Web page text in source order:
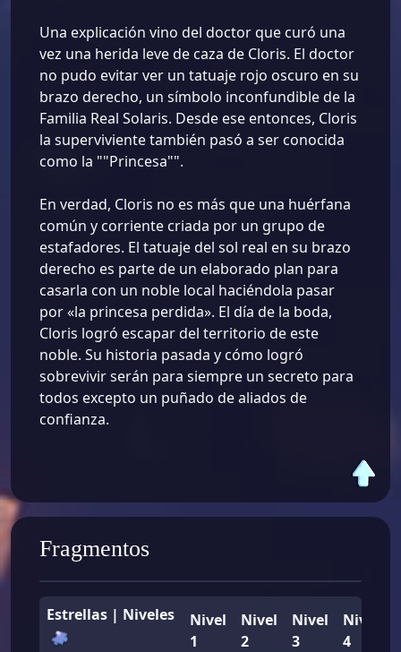
Una explicación vino del doctor que curó una
vez una herida leve de caza de Cloris. El doctor
no pudo evitar ver un tatuaje rojo oscuro en su
brazo derecho, un símbolo inconfundible de la
Familia Real Solaris. Desde ese entonces, Cloris
la superviviente también pasó a ser conocida
como la ""Princesa"".
En verdad, Cloris no es más que una huérfana
común y corriente criada por un grupo de
estafadores. El tatuaje del sol real en su brazo
derecho es parte de un elaborado plan para
casarla con un noble local haciéndola pasar
por «la princesa perdida». El día de la boda,
Cloris logró escapar del territorio de este
noble. Su historia pasada y cómo logró
sobrevivir serán para siempre un secreto para
todos excepto un puñado de aliados de
confianza.
Fragmentos
Estrellas | Niveles
Nivel
1
Nivel
2
Nivel
3
Nivel
4